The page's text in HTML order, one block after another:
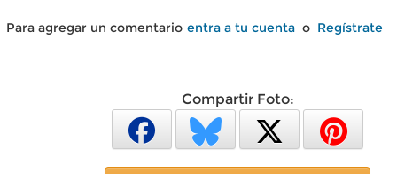
Para agregar un comentario entra a tu cuenta o Regístrate
Compartir Foto: